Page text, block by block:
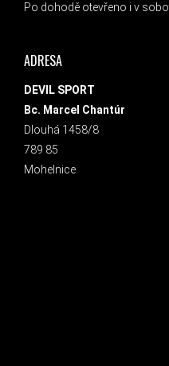
Po dohodě otevřeno i v
ADRESA
DEVIL SPORT
Bc. Marcel Chantúr
Dlouhá 1458/8
789 85
Mohelnice